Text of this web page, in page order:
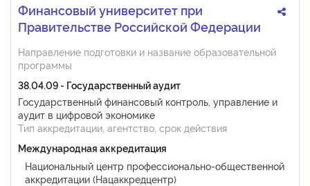
Финансовый университет при
Правительстве Российской Федерации
Направление подготовки и название образовательной
программы
38.04.09 - Государственный аудит
Государственный финансовый контроль, управление и
аудит в цифровой экономике
Тип аккредитации, агентство, срок действия
Международная аккредитация
Национальный центр профессионально-общественной
аккредитации (Нацаккредцентр)